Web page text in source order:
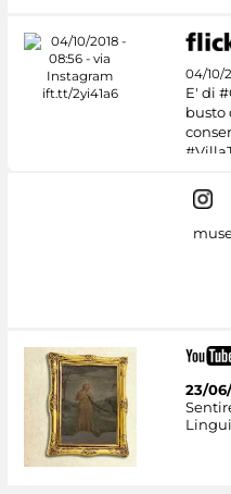
04/10/
E' di
busto
23/